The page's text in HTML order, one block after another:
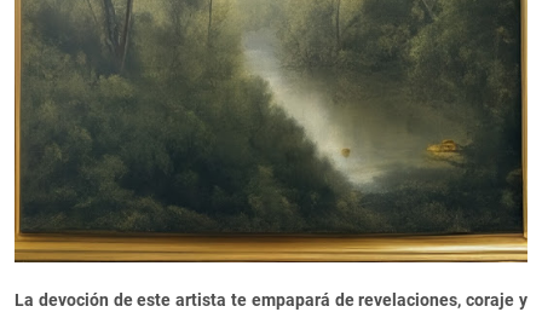
La devoción de este artista te empapará de revelaciones, coraje y